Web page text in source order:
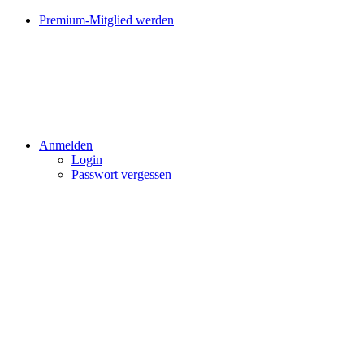
Premium-Mitglied werden
Anmelden
Login
Passwort vergessen